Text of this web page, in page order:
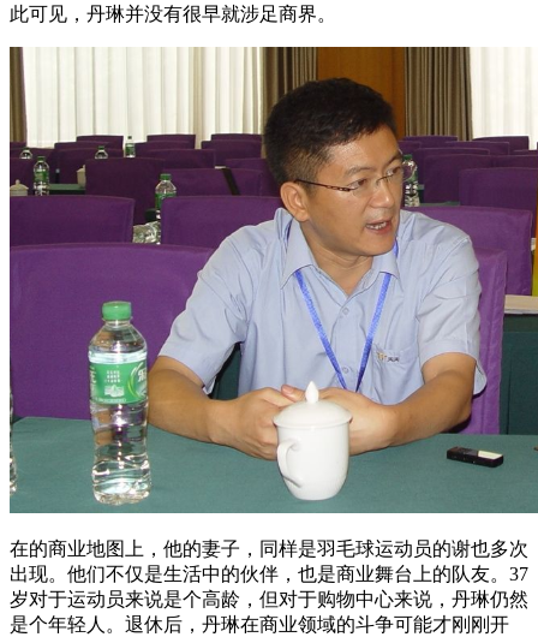
此可见，丹琳并没有很早就涉足商界。
在的商业地图上，他的妻子，同样是羽毛球运动员的谢也多次
出现。他们不仅是生活中的伙伴，也是商业舞台上的队友。37
岁对于运动员来说是个高龄，但对于购物中心来说，丹琳仍然
是个年轻人。退休后，丹琳在商业领域的斗争可能才刚刚开